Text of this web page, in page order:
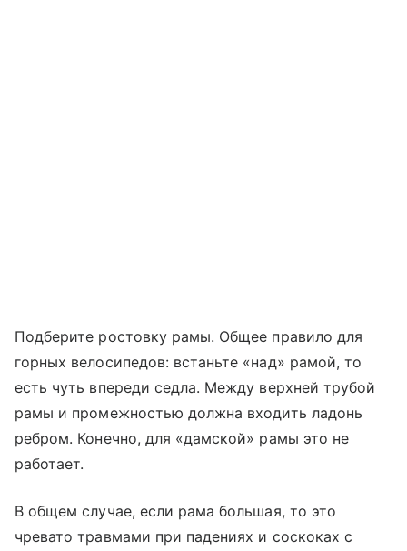
Подберите ростовку рамы. Общее правило для
горных велосипедов: встаньте «над» рамой, то
есть чуть впереди седла. Между верхней трубой
рамы и промежностью должна входить ладонь
ребром. Конечно, для «дамской» рамы это не
работает.
В общем случае, если рама большая, то это
чревато травмами при падениях и соскоках с